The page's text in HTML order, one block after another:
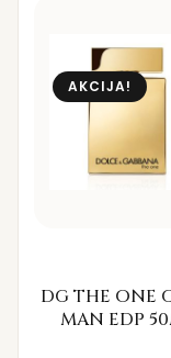
AKCIJA!
DG THE ONE
MAN EDP